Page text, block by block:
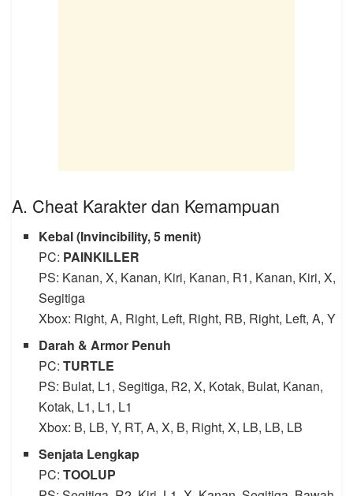
A. Cheat Karakter dan Kemampuan
Kebal (Invincibility, 5 menit)
PC: PAINKILLER
PS: Kanan, X, Kanan, Kiri, Kanan, R1, Kanan, Kiri, X,
Segitiga
Xbox: Right, A, Right, Left, Right, RB, Right, Left, A, Y
Darah & Armor Penuh
PC:TURTLE
PS: Bulat, L1, Segitiga, R2, X, Kotak, Bulat, Kanan,
Kotak, L1, L1, L1
Xbox: B, LB, Y, RT, A, X, B, Right, X, LB, LB, LB
Senjata Lengkap
PC:TOOLUP